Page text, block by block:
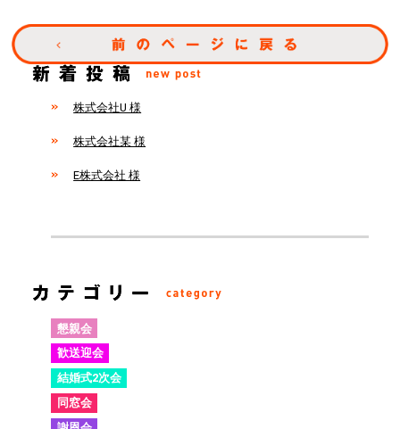
株式会社U 様
株式会社某 様
E株式会社 様
懇親会
歓送迎会
結婚式2次会
同窓会